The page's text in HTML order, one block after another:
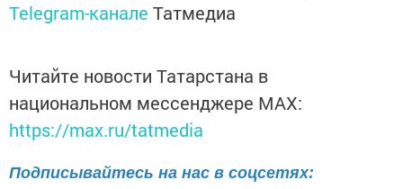
Telegram-канале Татмедиа
Читайте новости Татарстана в
национальном мессенджере MАХ:
https://max.ru/tatmedia
Подписывайтесь на нас в соцсетях: